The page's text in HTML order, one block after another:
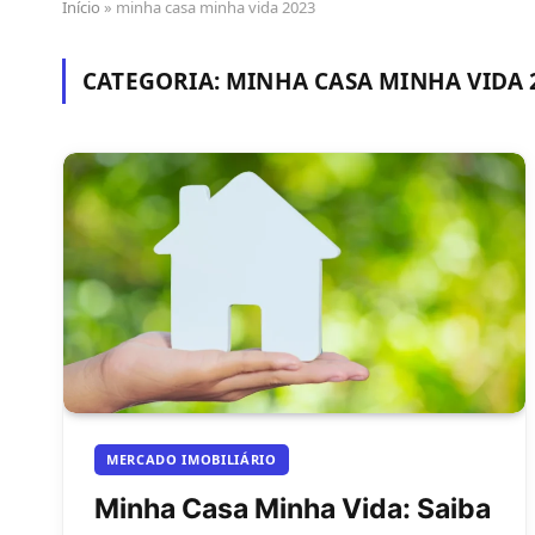
Início » minha casa minha vida 2023
CATEGORIA: MINHA CASA MINHA VIDA
MERCADO IMOBILIÁRIO
Minha Casa Minha Vida: Saiba